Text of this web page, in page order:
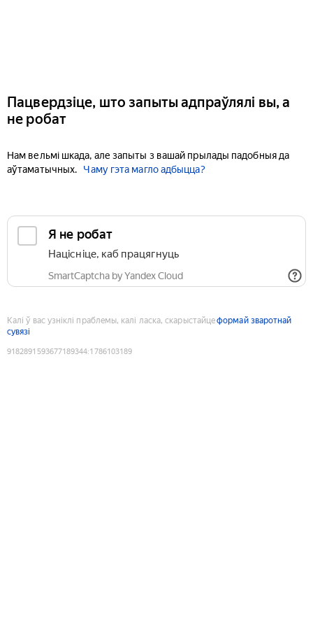
Пацвердзіце, што запыты адпраўлялі вы, а
не робат
Нам вельмі шкада, але запыты з вашай прылады падобныя да
аўтаматычных.
Чаму гэта магло адбыцца?
Я не робат
Націсніце, каб працягнуць
SmartCaptcha by Yandex Cloud
Калі ў вас узніклі праблемы, калі ласка, скарыстайцеформай зваротнай
сувязі
9182891593677189344:1786103189